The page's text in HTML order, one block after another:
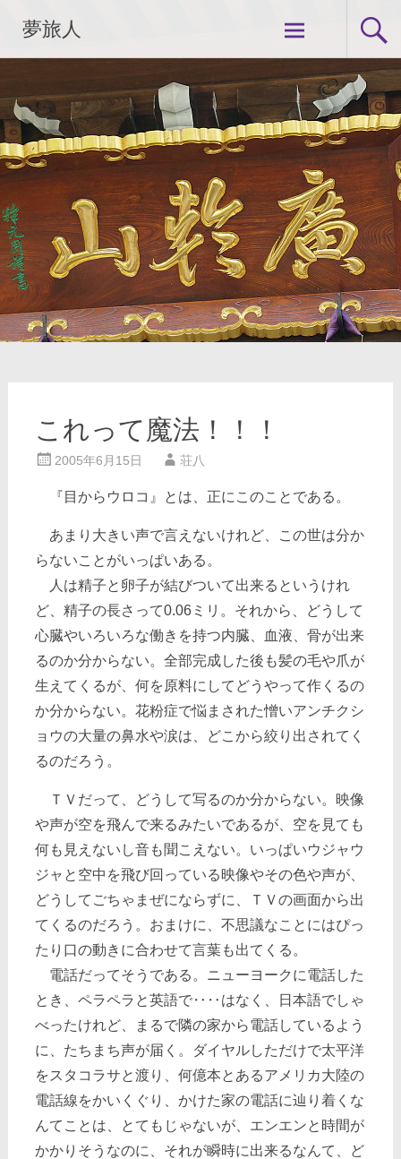
ツ
へ
ス
キ
ッ
プ
夢旅人
これって魔法！！！
2005年6月15日 荘八
『目からウロコ』とは、正にこのことである。
あまり大きい声で言えないけれど、この世は分か
らないことがいっぱいある。
人は精子と卵子が結びついて出来るというけれ
ど、精子の長さって0.06ミリ。それから、どうして
心臓やいろいろな働きを持つ内臓、血液、骨が出来
るのか分からない。全部完成した後も髪の毛や爪が
生えてくるが、何を原料にしてどうやって作くるの
か分からない。花粉症で悩まされた憎いアンチクシ
ョウの大量の鼻水や涙は、どこから絞り出されてく
るのだろう。
ＴＶだって、どうして写るのか分からない。映像
や声が空を飛んで来るみたいであるが、空を見ても
何も見えないし音も聞こえない。いっぱいウジャウ
ジャと空中を飛び回っている映像やその色や声が、
どうしてごちゃまぜにならずに、ＴＶの画面から出
てくるのだろう。おまけに、不思議なことにはぴっ
たり口の動きに合わせて言葉も出てくる。
電話だってそうである。ニューヨークに電話した
とき、ペラペラと英語で‥‥はなく、日本語でしゃ
べったけれど、まるで隣の家から電話しているよう
に、たちまち声が届く。ダイヤルしただけで太平洋
をスタコラサと渡り、何億本とあるアメリカ大陸の
電話線をかいくぐり、かけた家の電話に辿り着くな
んてことは、とてもじゃないが、エンエンと時間が
かかりそうなのに、それが瞬時に出来るなんて、ど